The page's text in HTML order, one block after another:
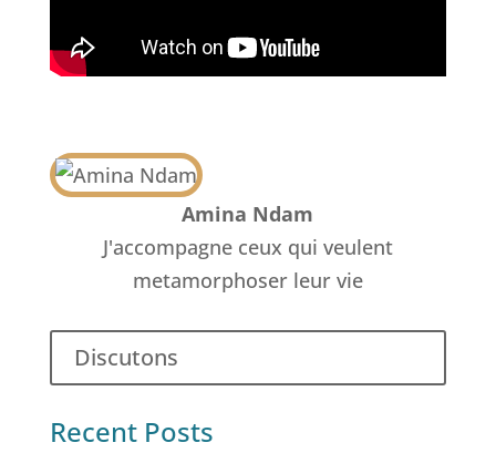
Amina Ndam
J'accompagne ceux qui veulent
metamorphoser leur vie
Discutons
Recent Posts